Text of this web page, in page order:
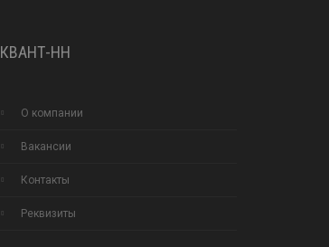
КВАНТ-НН
О компании
Вакансии
Контакты
Реквизиты